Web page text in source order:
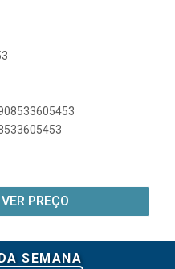
PREÇO
SEMANA